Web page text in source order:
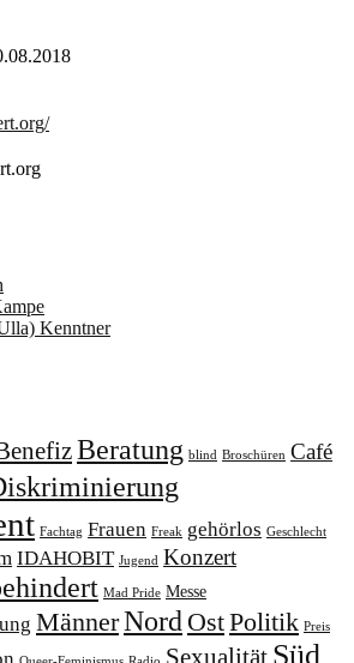
Kenntner
Beratung blind Broschüren Café
Fachtag Frauen Freak gehörlos Geschlecht
IDAHOBIT Jugend Konzert
Mad Pride Messe
MännerNord OstPolitik Preis
Süd